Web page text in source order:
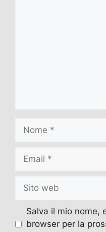
Nome
Email
Sito
web
Salva il mio nome,
browser per la